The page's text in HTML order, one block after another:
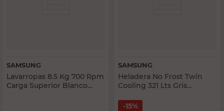
SAMSUNG
Lavarropas 8.5 Kg 700 Rpm
Carga Superior Blanco
SAMSUNG
Heladera No Frost Twin
Cooling 321 Lts Gris
15%